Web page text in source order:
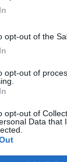
opt-out of the
opt-out of
opt-out of
Data that
techo que
o
el hogar.
el
la